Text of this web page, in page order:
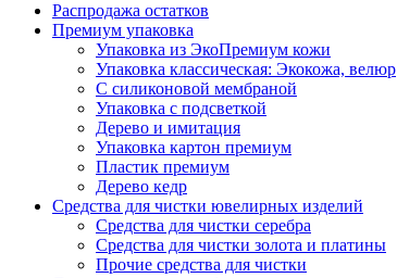
Распродажа остатков
Премиум упаковка
Упаковка из ЭкоПремиум кожи
Упаковка классическая: Экокожа, велюр
С силиконовой мембраной
Упаковка с подсветкой
Дерево и имитация
Упаковка картон премиум
Пластик премиум
Дерево кедр
Средства для чистки ювелирных изделий
Средства для чистки серебра
Средства для чистки золота и платины
Прочие средства для чистки